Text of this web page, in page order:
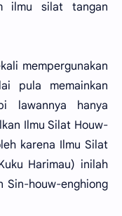
ilmu silat tangan
mempergunakan
pula memainkan
lawannya hanya
Ilmu Silat Houw-
karena Ilmu Silat
Harimau) inilah
Sin-houw-enghiong